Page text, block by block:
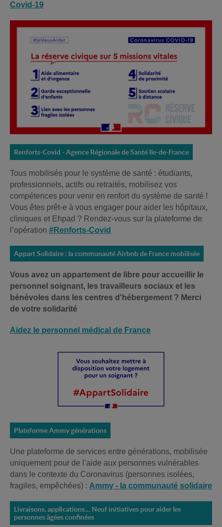
Covid-19
Renforts-Covid - Agence Régionale de Santé Ile-de-France
Tous mobilisés pour le système de santé : étudiants,
professionnels, actifs ou retraités, mobilisez vos
compétences pour venir en renfort du système de santé !
Vous êtes prêt-e à vous engager pour aider les hôpitaux,
cliniques et Ehpad ? Rendez-vous sur la plateforme de
l’opération #Renforts-Covid
Appart Solidaire : la communauté Airbnb de France mobilisée
Vous avez un appartement de libre pour accueillir le
personnel soignant, les travailleurs sociaux et les
bénévoles dans les centres d'hébergement ? Merci
de votre solidarité
Aidez le personnel médical de France
Plateforme Ammy générations
Une plateforme de services entre générations, mobilisée
uniquement pour de l’aide aux personnes vulnérables
dans le contexte du Coronavirus (personnes isolées,
fragiles, empêchées) : Ammy - la communauté solidaire
Livraisons, applications… Neuf initiatives pour aider les
personnes âgées confinées